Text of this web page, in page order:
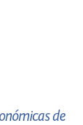
de